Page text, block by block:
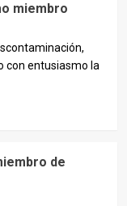
miembro
con entusiasmo la
de